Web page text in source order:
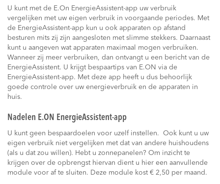
U kunt met de E.On EnergieAssistent-app uw verbruik
vergelijken met uw eigen verbruik in voorgaande periodes. Met
de EnergieAssistent-app kun u ook apparaten op afstand
besturen mits zij zijn aangesloten met slimme stekkers. Daarnaast
kunt u aangeven wat apparaten maximaal mogen verbruiken.
Wanneer zij meer verbruiken, dan ontvangt u een bericht van de
EnergieAssistent. U krijgt bespaartips van E.ON via de
EnergieAssistent-app. Met deze app heeft u dus behoorlijk
goede controle over uw energieverbruik en de apparaten in
huis.
Nadelen E.ON EnergieAssistent-app
U kunt geen bespaardoelen voor uzelf instellen. Ook kunt u uw
eigen verbruik niet vergelijken met dat van andere huishoudens
(als u dat zou willen). Hebt u zonnepanelen? Om inzicht te
krijgen over de opbrengst hiervan dient u hier een aanvullende
module voor af te sluiten. Deze module kost € 2,50 per maand.